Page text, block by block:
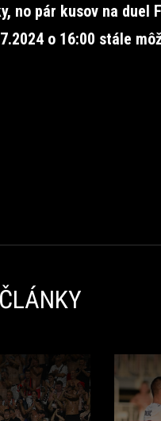
no pár kusov na duel
o 16:00 stále